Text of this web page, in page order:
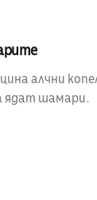
алчни
ядат шамари.